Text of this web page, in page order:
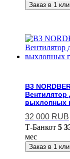
Заказ в 1
B3
Вентилятор
выхлопных
32 000 RUB
Т-Банкот 5
мес
Заказ в 1